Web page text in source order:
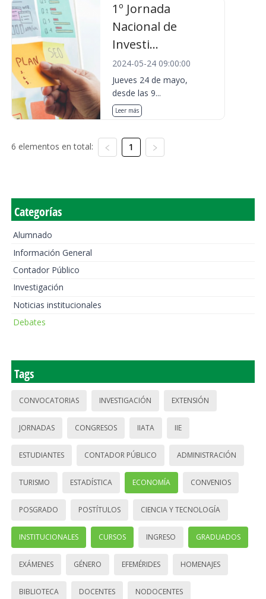
1º Jornada
Nacional de
Investi...
2024-05-24 09:00:00
Jueves 24 de mayo,
desde las 9...
Leer más
6 elementos en total: 1
Categorías
Alumnado
Información General
Contador Público
Investigación
Noticias institucionales
Debates
Tags
CONVOCATORIAS INVESTIGACIÓN EXTENSIÓN
JORNADAS CONGRESOS IIATA IIE
ESTUDIANTES CONTADOR PÚBLICO ADMINISTRACIÓN
TURISMO ESTADÍSTICA ECONOMÍA CONVENIOS
POSGRADO POSTÍTULOS CIENCIA Y TECNOLOGÍA
INSTITUCIONALES CURSOS INGRESO GRADUADOS
EXÁMENES GÉNERO EFEMÉRIDES HOMENAJES
BIBLIOTECA DOCENTES NODOCENTES